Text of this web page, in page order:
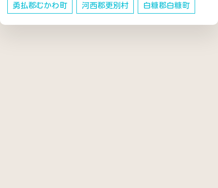
勇払郡むかわ町 河西郡更別村 白糠郡白糠町